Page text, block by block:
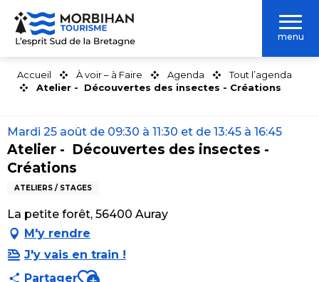
Aller
contenu
menu
Accueil À voir – à Faire Agenda
Tout l’agenda
Atelier - Découvertes des insectes - Créations
Mardi 25 août de 09:30 à 11:30 et de 13:45 à 16:45
Atelier - Découvertes des insectes -
Créations
ATELIERS / STAGES
La petite forêt, 56400 Auray
M'y rendre
J'y vais en train !
PartagerAjouter aux favoris